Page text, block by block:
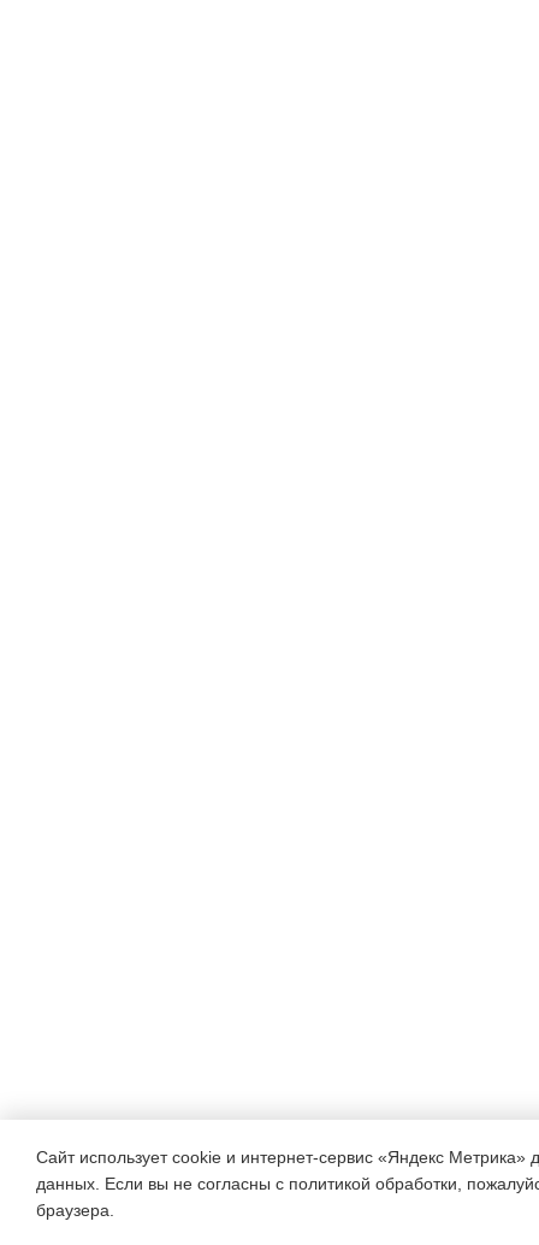
Сайт использует cookie и интернет-сервис «Яндекс Метрика»
данных. Если вы не согласны с политикой обработки,
браузера.